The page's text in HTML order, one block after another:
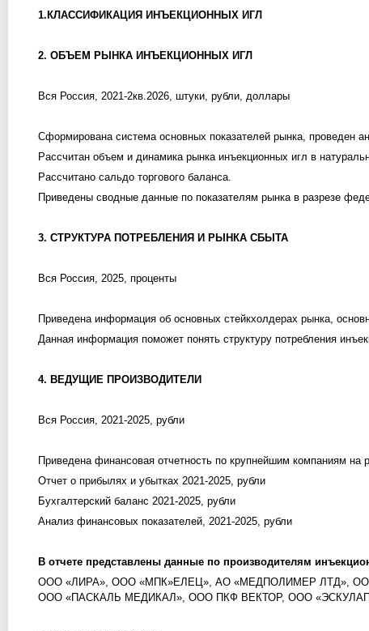
1.КЛАССИФИКАЦИЯ ИНЪЕКЦИОННЫХ ИГЛ
2. ОБЪЕМ РЫНКА ИНЪЕКЦИОННЫХ ИГЛ
Вся Россия, 2021-2кв.2026, штуки, рубли, доллары
Сформирована система основных показателей рынка, проведен
Рассчитан объем и динамика рынка инъекционных игл в
Рассчитано сальдо торгового баланса.
Приведены сводные данные по показателям рынка в разрезе
3. СТРУКТУРА ПОТРЕБЛЕНИЯ И РЫНКА СБЫТА
Вся Россия, 2025, проценты
Приведена информация об основных стейкхолдерах рынка,
Данная информация поможет понять структуру потребления
4. ВЕДУЩИЕ ПРОИЗВОДИТЕЛИ
Вся Россия, 2021-2025, рубли
Приведена финансовая отчетность по крупнейшим компаниям на
Отчет о прибылях и убытках 2021-2025, рубли
Бухгалтерский баланс 2021-2025, рубли
Анализ финансовых показателей, 2021-2025, рубли
В отчете представлены данные по производителям
ООО «ЛИРА», ООО «МПК»ЕЛЕЦ», АО «МЕДПОЛИМЕР ЛТД»,
ООО «ПАСКАЛЬ МЕДИКАЛ», ООО ПКФ ВЕКТОР, ООО